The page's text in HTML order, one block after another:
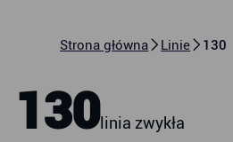
Strona główna Linie 130
130linia zwykła